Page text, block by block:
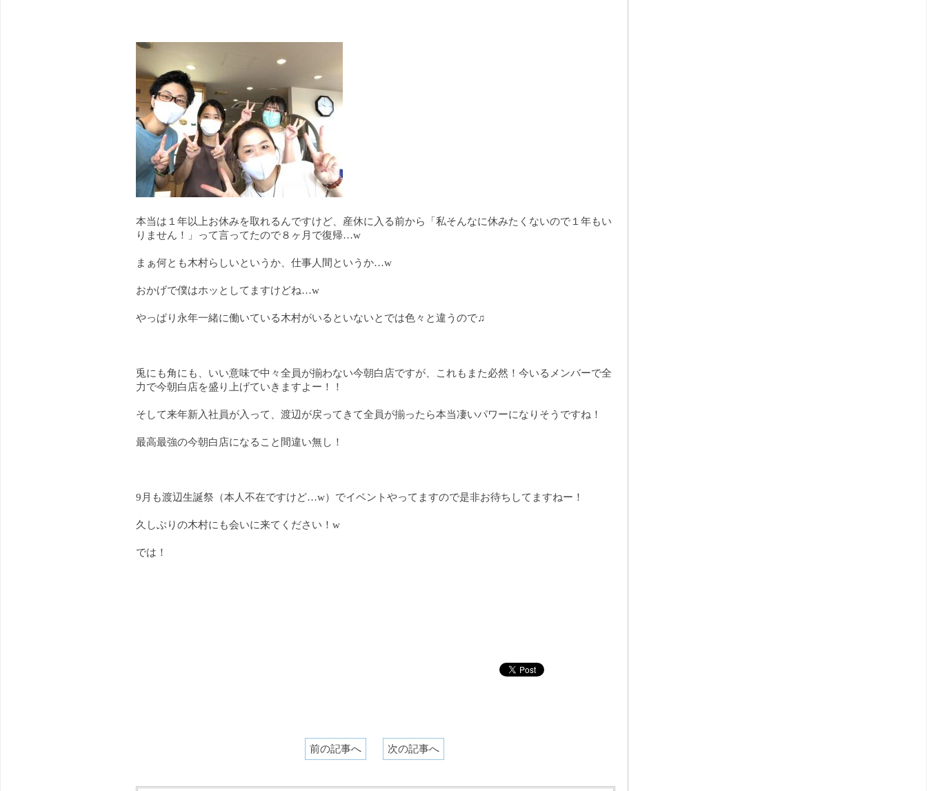
本当は１年以上お休みを取れるんですけど、産休に入る前から「私そんなに休みたくないので１年もい
りません！」って言ってたので８ヶ月で復帰…w
まぁ何とも木村らしいというか、仕事人間というか…w
おかげで僕はホッとしてますけどね…w
やっぱり永年一緒に働いている木村がいるといないとでは色々と違うので♫
兎にも角にも、いい意味で中々全員が揃わない今朝白店ですが、これもまた必然！今いるメンバーで全
力で今朝白店を盛り上げていきますよー！！
そして来年新入社員が入って、渡辺が戻ってきて全員が揃ったら本当凄いパワーになりそうですね！
最高最強の今朝白店になること間違い無し！
9月も渡辺生誕祭（本人不在ですけど…w）でイベントやってますので是非お待ちしてますねー！
久しぶりの木村にも会いに来てください！w
では！
前の記事へ 次の記事へ